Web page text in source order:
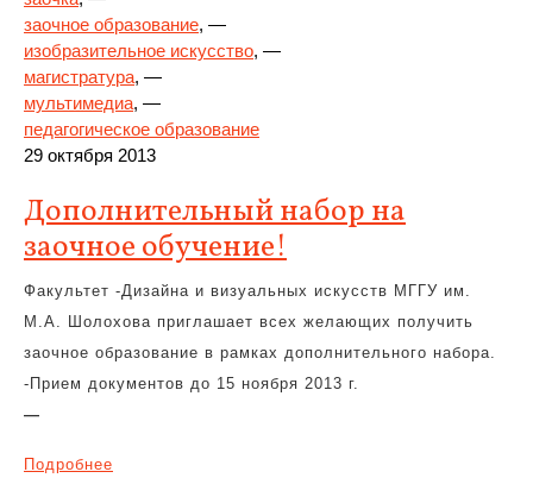
заочное образование, —
изобразительное искусство, —
магистратура, —
мультимедиа, —
педагогическое образование
29 октября 2013
Дополнительный набор на
заочное обучение!
Факультет -Дизайна и визуальных искусств МГГУ им.
М.А. Шолохова приглашает всех желающих получить
заочное образование в рамках дополнительного набора.
-Прием документов до 15 ноября 2013 г.
—
Подробнее